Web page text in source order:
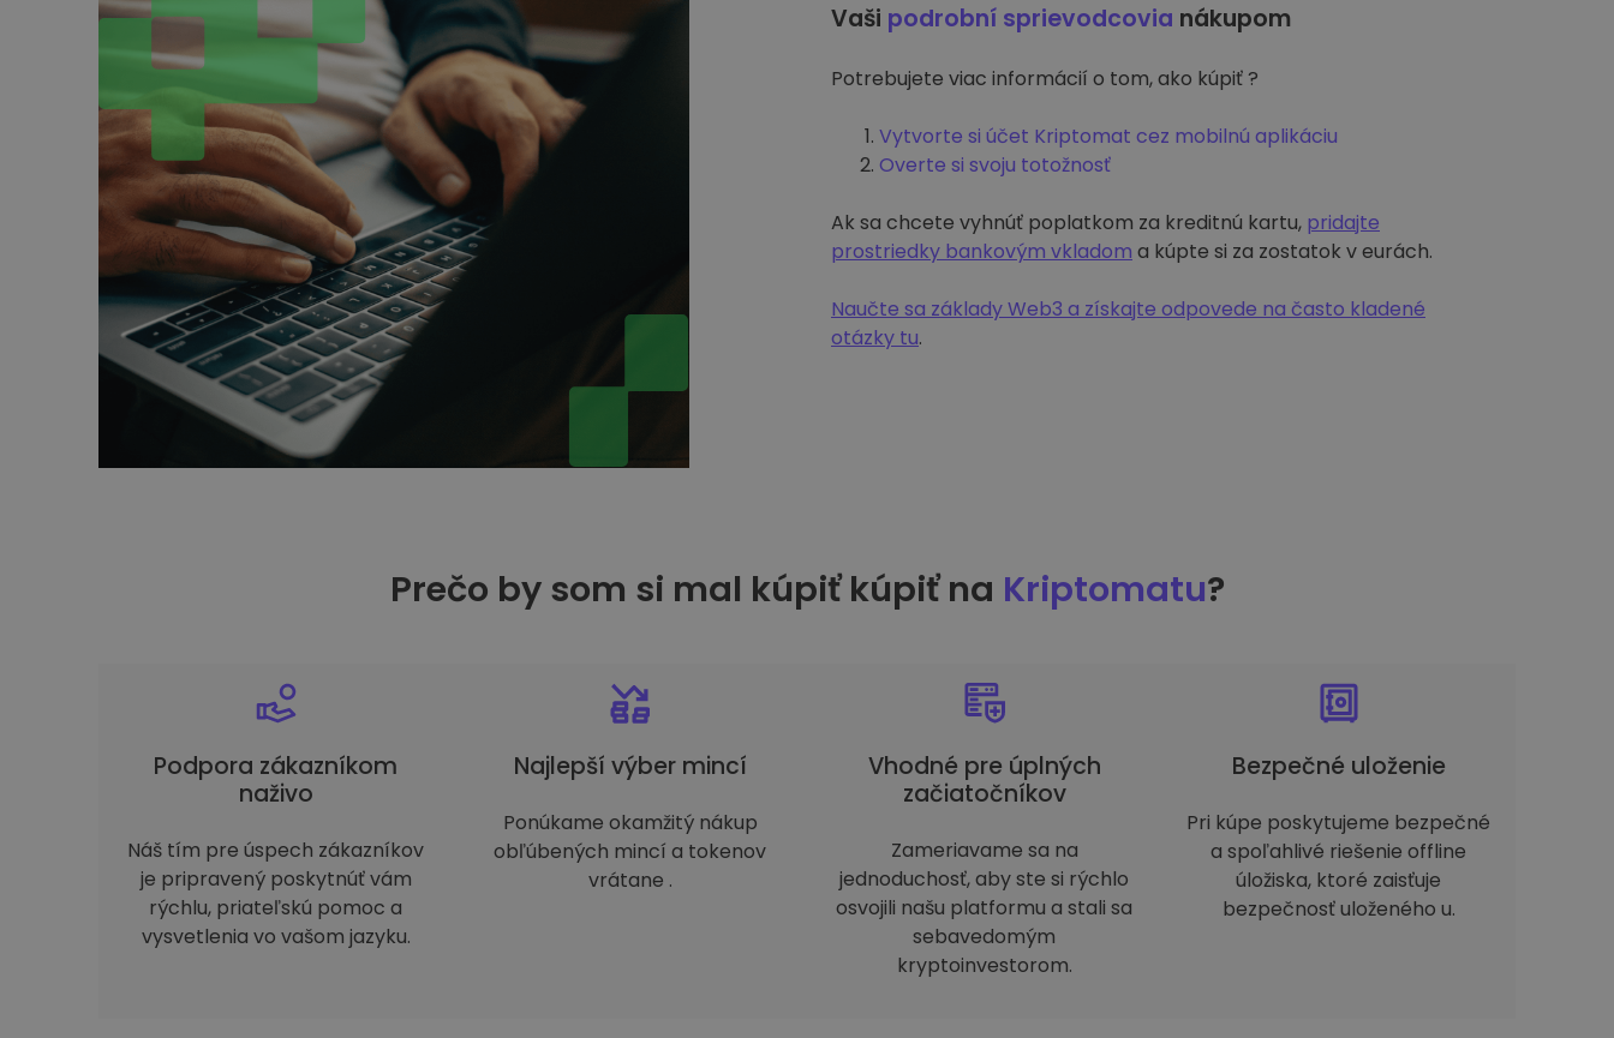
Vaši podrobní sprievodcovia nákupom
Potrebujete viac informácií o tom, ako kúpiť ?
Vytvorte si účet Kriptomat cez mobilnú aplikáciu
Overte si svoju totožnosť
Ak sa chcete vyhnúť poplatkom za kreditnú kartu, pridajte
prostriedky bankovým vkladom a kúpte si za zostatok v eurách.
Naučte sa základy Web3 a získajte odpovede na často kladené
otázky tu.
Prečo by som si mal kúpiť kúpiť na Kriptomatu?
Podpora zákazníkom
naživo
Náš tím pre úspech zákazníkov
je pripravený poskytnúť vám
rýchlu, priateľskú pomoc a
vysvetlenia vo vašom jazyku.
Najlepší výber mincí
Ponúkame okamžitý nákup
obľúbených mincí a tokenov
vrátane .
Vhodné pre úplných
začiatočníkov
Zameriavame sa na
jednoduchosť, aby ste si rýchlo
osvojili našu platformu a stali sa
sebavedomým
kryptoinvestorom.
Bezpečné uloženie
Pri kúpe poskytujeme bezpečné
a spoľahlivé riešenie offline
úložiska, ktoré zaisťuje
bezpečnosť uloženého u.